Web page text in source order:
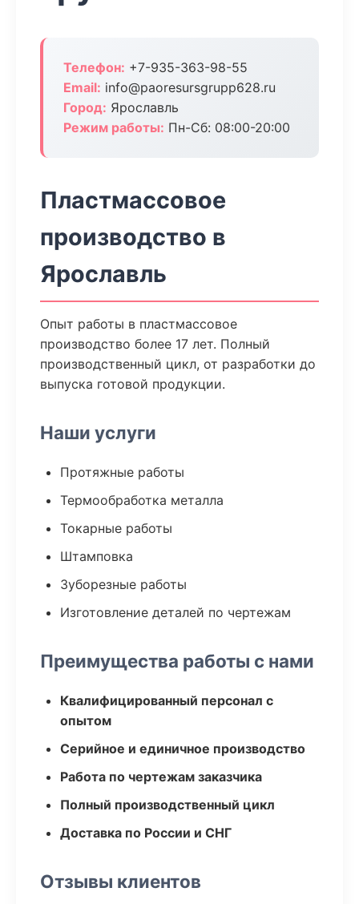
Телефон: +7-935-363-98-55
Email: info@paoresursgrupp628.ru
Город: Ярославль
Режим работы: Пн-Сб: 08:00-20:00
Пластмассовое
производство в
Ярославль
Опыт работы в пластмассовое
производство более 17 лет. Полный
производственный цикл, от разработки до
выпуска готовой продукции.
Наши услуги
Протяжные работы
Термообработка металла
Токарные работы
Штамповка
Зуборезные работы
Изготовление деталей по чертежам
Преимущества работы с нами
Квалифицированный персонал с
опытом
Серийное и единичное производство
Работа по чертежам заказчика
Полный производственный цикл
Доставка по России и СНГ
Отзывы клиентов